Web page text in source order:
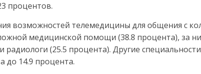
процентов.
возможностей телемедицины для общения с
медицинской помощи (38.8 процента), за
радиологи (25.5 процента). Другие
до 14.9 процента.